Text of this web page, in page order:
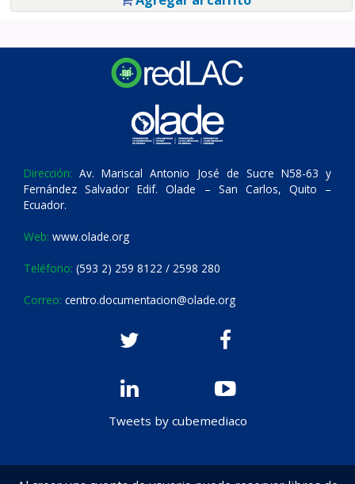
Dirección: Av. Mariscal Antonio José de Sucre N58-63 y
Fernández Salvador Edif. Olade – San Carlos, Quito –
Ecuador.
Web: www.olade.org
Teléfono: (593 2) 259 8122 / 2598 280
Correo: centro.documentacion@olade.org
Tweets by cubemediaco